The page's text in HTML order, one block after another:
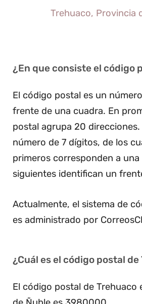
Trehuaco, Provincia
¿En que consiste el código
El código postal es un
frente de una cuadra. En
postal agrupa 20
número de 7 dígitos, de los
primeros corresponden a
siguientes identifican un
Actualmente, el sistema de
es administrado por
¿Cuál es el código postal
El código postal de Trehuaco